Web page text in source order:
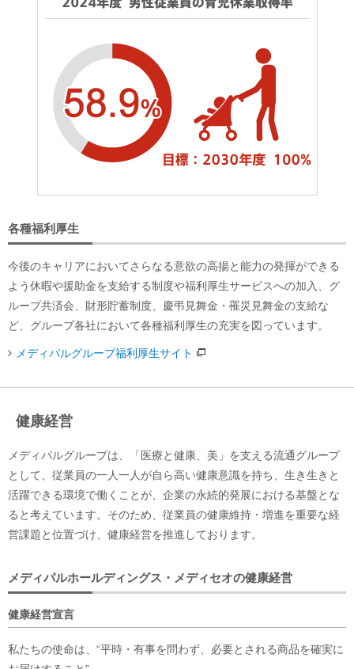
各種福利厚生
今後のキャリアにおいてさらなる意欲の高揚と能力の発揮ができる
よう休暇や援助金を支給する制度や福利厚生サービスへの加入、グ
ループ共済会、財形貯蓄制度、慶弔見舞金・罹災見舞金の支給な
ど、グループ各社において各種福利厚生の充実を図っています。
メディパルグループ福利厚生サイト
健康経営
メディパルグループは、「医療と健康、美」を支える流通グループ
として、従業員の一人一人が自ら高い健康意識を持ち、生き生きと
活躍できる環境で働くことが、企業の永続的発展における基盤とな
ると考えています。そのため、従業員の健康維持・増進を重要な経
営課題と位置づけ、健康経営を推進しております。
メディパルホールディングス・メディセオの健康経営
健康経営宣言
私たちの使命は、“平時・有事を問わず、必要とされる商品を確実に